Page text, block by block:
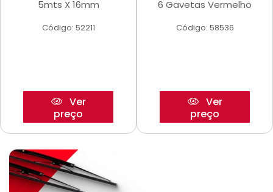
5mts X 16mm
Código: 52211
Ver
preço
6 Gavetas Vermelho
Código: 58536
Ver
preço